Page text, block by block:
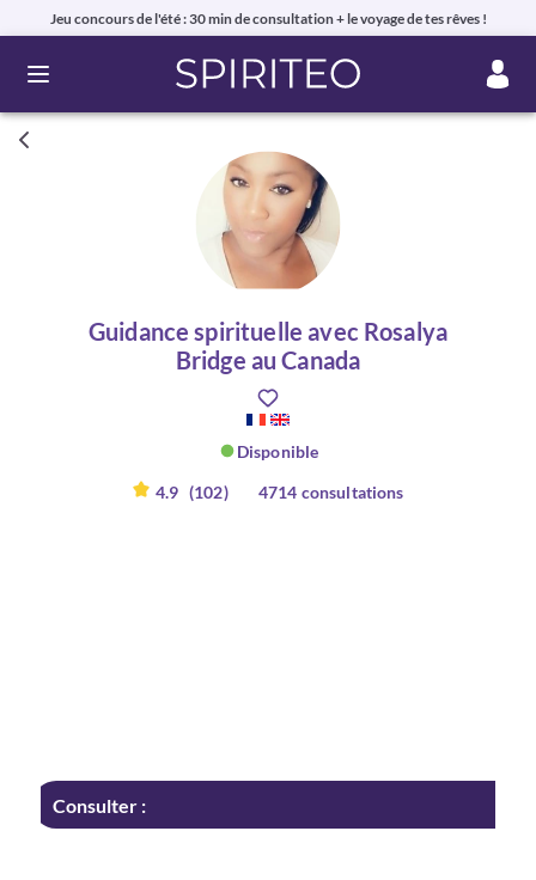
Jeu concours de l'été : 30 min de consultation + le voyage de tes rêves !
Ouvrir le menu
Guidance spirituelle avec Rosalya
Bridge au Canada
Disponible
4.9 (102) 4714 consultations
Consulter :